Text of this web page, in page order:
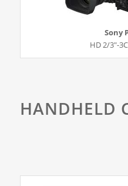
Sony
HD 2/3″-
HANDHELD